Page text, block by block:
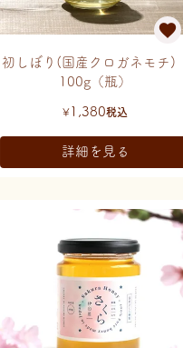
初しぼり(国産クロガネモチ)
100g（瓶）
¥1,380税込
詳細を見る